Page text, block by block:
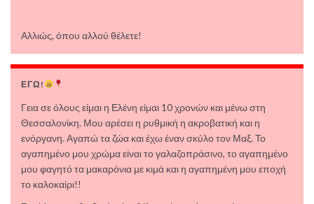
Αλλιώς, όπου αλλού θέλετε!
ΕΓΩ!
Γεια σε όλους είμαι η Ελένη είμαι 10 χρονών και μένω στη
Θεσσαλονίκη. Μου αρέσει η ρυθμική η ακροβατική και η
ενόργανη. Αγαπώ τα ζώα και έχω έναν σκύλο τον Μαξ. Το
αγαπημένο μου χρώμα είναι το γαλαζοπράσινο, το αγαπημένο
μου φαγητό τα μακαρόνια με κιμά και η αγαπημένη μου εποχή
το καλοκαίρι!!